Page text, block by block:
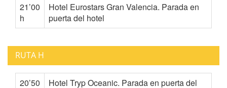
21’00
h
Hotel Eurostars Gran Valencia. Parada en
puerta del hotel
RUTA H
20’50 Hotel Tryp Oceanic. Parada en puerta del